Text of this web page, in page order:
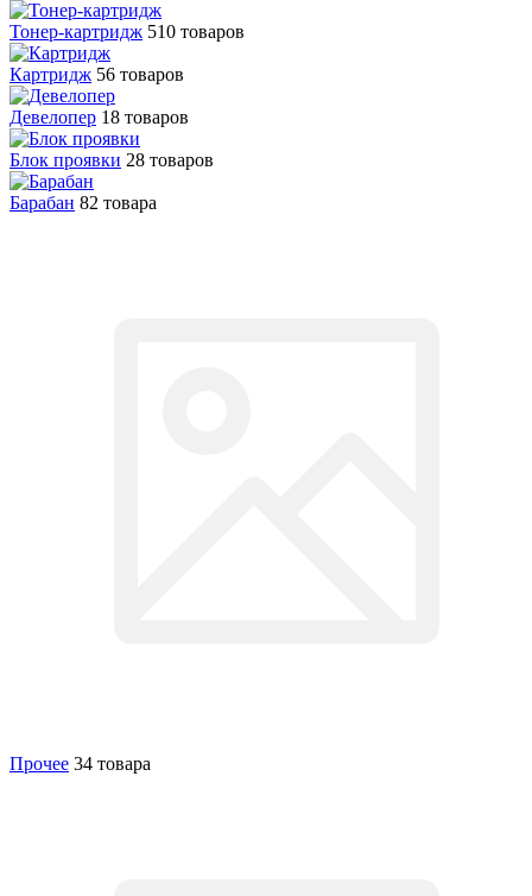
Тонер-картридж 510 товаров
Картридж 56 товаров
Девелопер 18 товаров
Блок проявки 28 товаров
Барабан 82 товара
Прочее 34 товара